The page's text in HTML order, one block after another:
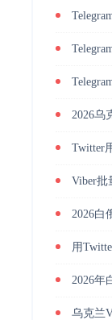
Telegram
Telegram
Telegram号
2026乌克
Twitter用户
Viber批量群
2026白俄罗
用Twitter云
2026年
乌克兰